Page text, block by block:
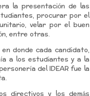
la presentación de las
procurar por el
velar por el buen
entre otras.
donde cada candidato,
a los estudiantes y a la
del IDEAR fue la